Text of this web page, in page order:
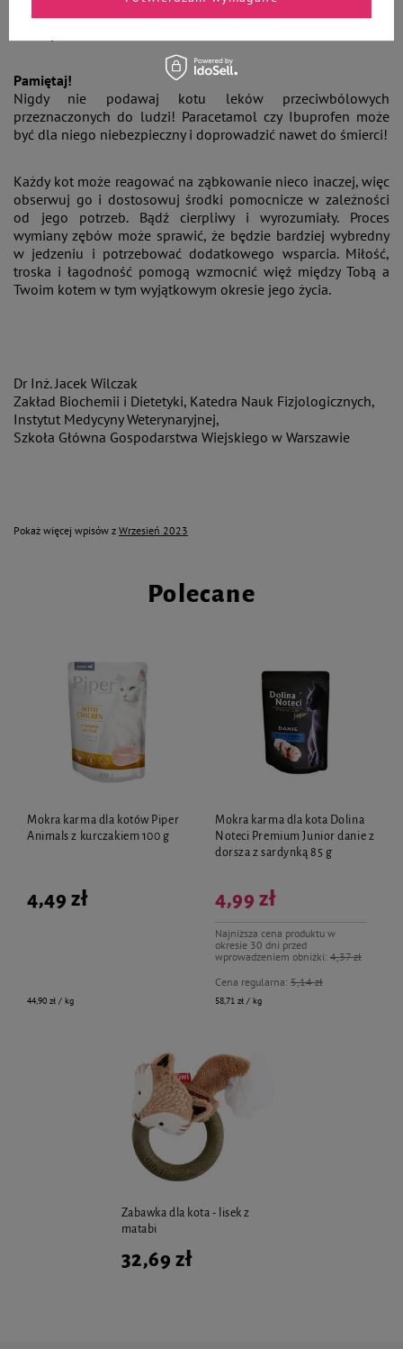
niezbędnych składników odżywczych dla ich prawidłowego
Pamiętaj!
Nigdy nie podawaj kotu leków przeciwbólowych
przeznaczonych do ludzi! Paracetamol czy Ibuprofen może
być dla niego niebezpieczny i doprowadzić nawet do śmierci!
Każdy kot może reagować na ząbkowanie nieco inaczej, więc
obserwuj go i dostosowuj środki pomocnicze w zależności
od jego potrzeb. Bądź cierpliwy i wyrozumiały. Proces
wymiany zębów może sprawić, że będzie bardziej wybredny
w jedzeniu i potrzebować dodatkowego wsparcia. Miłość,
troska i łagodność pomogą wzmocnić więź między Tobą a
Twoim kotem w tym wyjątkowym okresie jego życia.
Dr Inż. Jacek Wilczak
Zakład Biochemii i Dietetyki, Katedra Nauk Fizjologicznych,
Instytut Medycyny Weterynaryjnej,
Szkoła Główna Gospodarstwa Wiejskiego w Warszawie
Pokaż więcej wpisów z Wrzesień 2023
Polecane
Mokra karma dla kotów Piper
Animals z kurczakiem 100 g
4,49 zł
44,90 zł / kg
Mokra karma dla kota Dolina
Noteci Premium Junior danie z
dorsza z sardynką 85 g
Cena regularna: 5,14 zł
4,99 zł
Najniższa cena produktu w
okresie 30 dni przed
wprowadzeniem obniżki: 4,37 zł
58,71 zł / kg
Zabawka dla kota - lisek z
matabi
32,69 zł